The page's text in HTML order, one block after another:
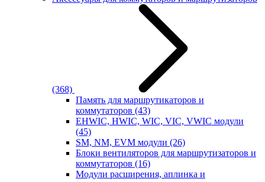
(368)
Память для маршрутикаторов и
коммутаторов (43)
EHWIC, HWIC, WIC, VIC, VWIC модули
(45)
SM, NM, EVM модули (26)
Блоки вентиляторов для маршрутизаторов и
коммутаторов (16)
Модули расширения, аплинка и